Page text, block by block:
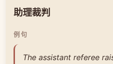
助理裁判
例句
The assistant referee